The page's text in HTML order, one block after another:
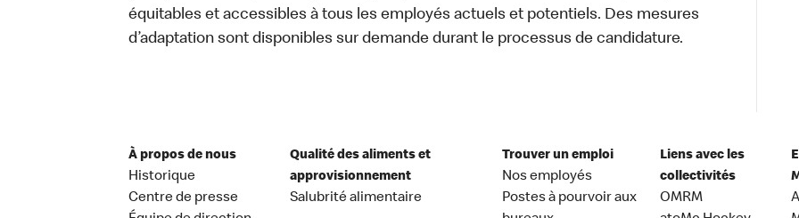
équitables et accessibles à tous les employés actuels et potentiels. Des mesures
d’adaptation sont disponibles sur demande durant le processus de candidature.
À propos de nous
Historique
Centre de presse
Qualité des aliments et
approvisionnement
Salubrité alimentaire
Trouver un emploi
Nos employés
Postes à pourvoir aux
Liens avec les
collectivités
OMRM